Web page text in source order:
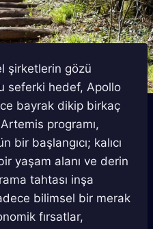
şirketlerin gözü
seferki hedef, Apollo
bayrak dikip birkaç
programı,
bir başlangıcı; kalıcı
yaşam alanı ve derin
tahtası inşa
bilimsel bir merak
fırsatlar,